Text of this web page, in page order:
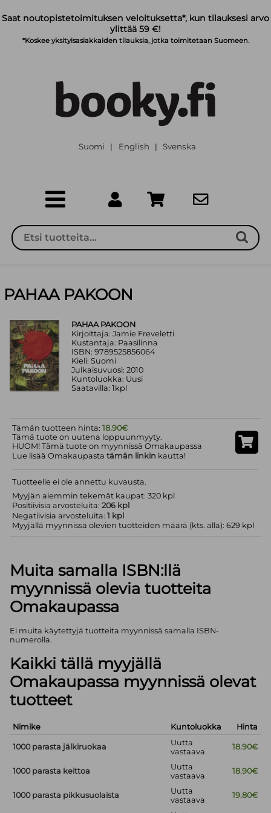
Saat noutopistetoimituksen veloituksetta*, kun tilauksesi arvo
ylittää 59 €!
*Koskee yksityisasiakkaiden tilauksia, jotka toimitetaan Suomeen.
Suomi | English | Svenska
PAHAA PAKOON
PAHAA PAKOON
Kirjoittaja: Jamie Freveletti
Kustantaja: Paasilinna
ISBN: 9789525856064
Kieli: Suomi
Julkaisuvuosi: 2010
Kuntoluokka: Uusi
Saatavilla: 1kpl
Tämän tuotteen hinta:18.90€
Tämä tuote on uutena loppuunmyyty.
HUOM! Tämä tuote on myynnissä Omakaupassa
Lue lisää Omakaupastatämän linkin kautta!
Tuotteelle ei ole annettu kuvausta.
Myyjän aiemmin tekemät kaupat: 320 kpl
Positiivisia arvosteluita:206 kpl
Negatiivisia arvosteluita:1 kpl
Myyjällä myynnissä olevien tuotteiden määrä (kts. alla): 629 kpl
Muita samalla ISBN:llä
myynnissä olevia tuotteita
Omakaupassa
Ei muita käytettyjä tuotteita myynnissä samalla ISBN-
numerolla.
Kaikki tällä myyjällä
Omakaupassa myynnissä olevat
tuotteet
Nimike Kuntoluokka Hinta
1000 parasta jälkiruokaa
Uutta
vastaava
18.90€
1000 parasta keittoa
Uutta
vastaava
18.90€
1000 parasta pikkusuolaista
Uutta
vastaava
19.80€